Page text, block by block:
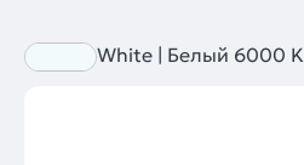
White | Белый 6000 K